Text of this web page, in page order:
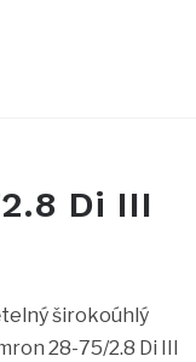
Di III
širokoúhlý
28-75/2.8 Di III